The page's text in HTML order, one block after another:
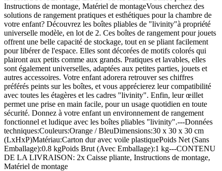
Instructions de montage, Matériel de montageVous cherchez des
solutions de rangement pratiques et esthétiques pour la chambre de
votre enfant? Découvrez les boîtes pliables de "livinity"à propriété
universelle modèle, en lot de 2. Ces boîtes de rangement pour jouets
offrent une belle capacité de stockage, tout en se pliant facilement
pour libérer de l'espace. Elles sont décorées de motifs colorés qui
plairont aux petits comme aux grands. Pratiques et lavables, elles
sont également universelles, adaptées aux petites parties, jouets et
autres accessoires. Votre enfant adorera retrouver ses chiffres
préférés peints sur les boîtes, et vous apprécierez leur compatibilité
avec toutes les étagères et les cadres "livinity". Enfin, leur œillet
permet une prise en main facile, pour un usage quotidien en toute
sécurité. Donnez à votre enfant un environnement de rangement
fonctionnel et ludique avec les boîtes pliables "livinity".---Données
techniques:Couleurs:Orange / BleuDimensions:30 x 30 x 30 cm
(LxHxP)Matériau:Carton dur avec voile plastiquePoids Net (Sans
Emballage):0.8 kgPoids Brut (Avec Emballage):1 kg---CONTENU
DE LA LIVRAISON: 2x Caisse pliante, Instructions de montage,
Matériel de montage